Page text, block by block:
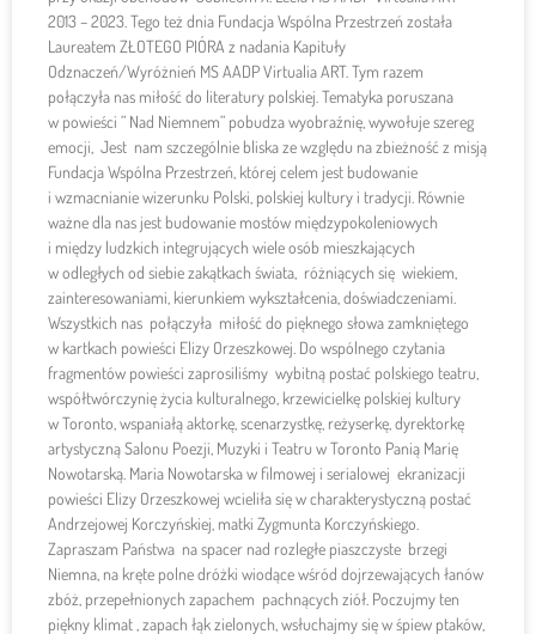
2013 – 2023. Tego też dnia Fundacja Wspólna Przestrzeń została
Laureatem ZŁOTEGO PIÓRA z nadania Kapituły
Odznaczeń/Wyróżnień MS AADP Virtualia ART. Tym razem
połączyła nas miłość do literatury polskiej. Tematyka poruszana
w powieści ” Nad Niemnem” pobudza wyobraźnię, wywołuje szereg
emocji, Jest nam szczególnie bliska ze względu na zbieżność z misją
Fundacja Wspólna Przestrzeń, której celem jest budowanie
i wzmacnianie wizerunku Polski, polskiej kultury i tradycji. Równie
ważne dla nas jest budowanie mostów międzypokoleniowych
i między ludzkich integrujących wiele osób mieszkających
w odległych od siebie zakątkach świata, różniących się wiekiem,
zainteresowaniami, kierunkiem wykształcenia, doświadczeniami.
Wszystkich nas połączyła miłość do pięknego słowa zamkniętego
w kartkach powieści Elizy Orzeszkowej. Do wspólnego czytania
fragmentów powieści zaprosiliśmy wybitną postać polskiego teatru,
współtwórczynię życia kulturalnego, krzewicielkę polskiej kultury
w Toronto, wspaniałą aktorkę, scenarzystkę, reżyserkę, dyrektorkę
artystyczną Salonu Poezji, Muzyki i Teatru w Toronto Panią Marię
Nowotarską. Maria Nowotarska w filmowej i serialowej ekranizacji
powieści Elizy Orzeszkowej wcieliła się w charakterystyczną postać
Andrzejowej Korczyńskiej, matki Zygmunta Korczyńskiego.
Zapraszam Państwa na spacer nad rozległe piaszczyste brzegi
Niemna, na kręte polne dróżki wiodące wśród dojrzewających łanów
zbóż, przepełnionych zapachem pachnących ziół. Poczujmy ten
piękny klimat , zapach łąk zielonych, wsłuchajmy się w śpiew ptaków,